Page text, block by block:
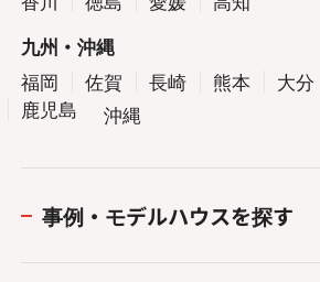
九州・沖縄
福岡
佐賀 長崎 熊本 大分
鹿児島
沖縄
事例・モデルハウスを探す